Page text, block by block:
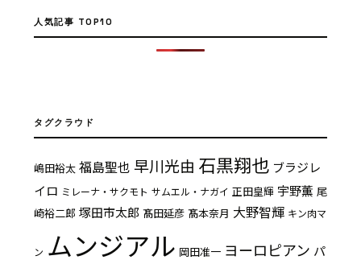
人気記事 TOP10
タグクラウド
嶋田裕太 福島聖也 早川光由 石黒翔也 ブラジレ
イロ ミレーナ・サクモト サムエル・ナガイ 正田皇輝 宇野薫 尾
崎裕二郎 塚田市太郎 髙田延彦 髙本奈月 大野智輝 キン肉マ
ン ムンジアル 岡田准一 ヨーロピアン パ